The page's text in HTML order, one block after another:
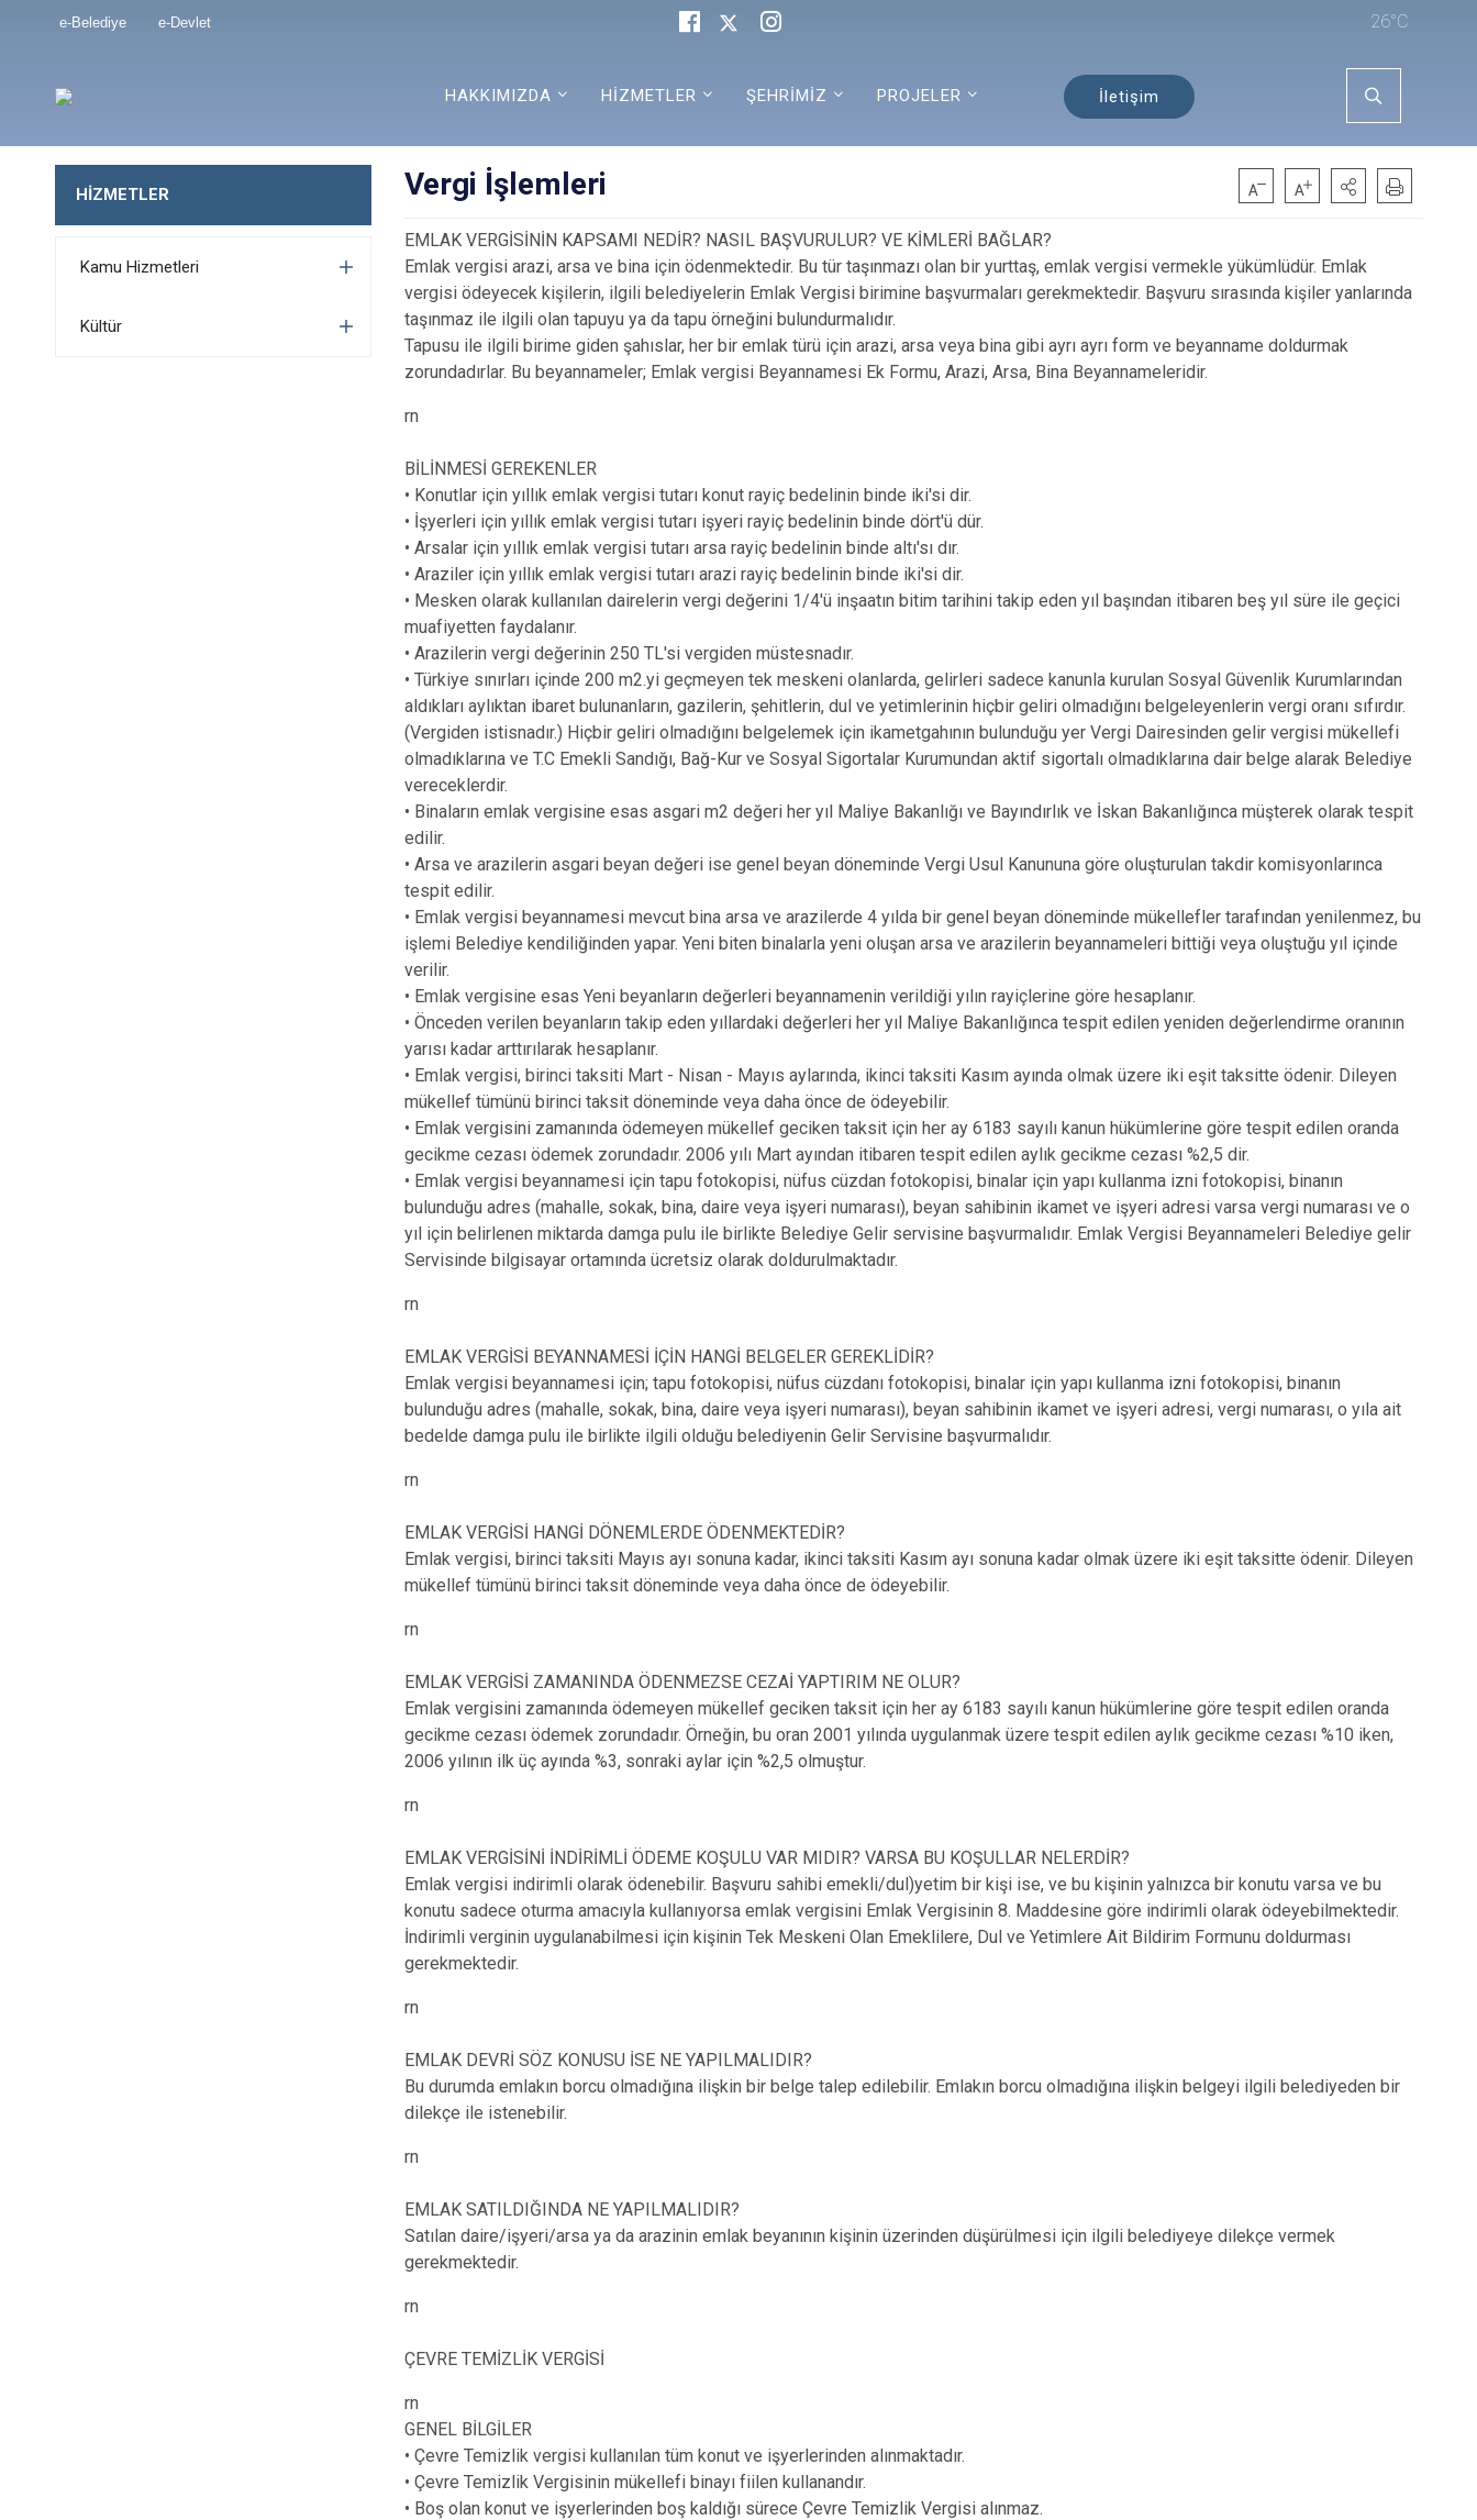
e-Belediye e-Devlet 26°C
HAKKIMIZDA HİZMETLER ŞEHRİMİZ PROJELER İletişim
HİZMETLER
Kamu Hizmetleri
Kültür
Vergi İşlemleri
EMLAK VERGİSİNİN KAPSAMI NEDİR? NASIL BAŞVURULUR? VE KİMLERİ BAĞLAR?
Emlak vergisi arazi, arsa ve bina için ödenmektedir. Bu tür taşınmazı olan bir yurttaş, emlak vergisi vermekle yükümlüdür. Emlak
vergisi ödeyecek kişilerin, ilgili belediyelerin Emlak Vergisi birimine başvurmaları gerekmektedir. Başvuru sırasında kişiler yanlarında
taşınmaz ile ilgili olan tapuyu ya da tapu örneğini bulundurmalıdır.
Tapusu ile ilgili birime giden şahıslar, her bir emlak türü için arazi, arsa veya bina gibi ayrı ayrı form ve beyanname doldurmak
zorundadırlar. Bu beyannameler; Emlak vergisi Beyannamesi Ek Formu, Arazi, Arsa, Bina Beyannameleridir.
rn
BİLİNMESİ GEREKENLER
• Konutlar için yıllık emlak vergisi tutarı konut rayiç bedelinin binde iki'si dir.
• İşyerleri için yıllık emlak vergisi tutarı işyeri rayiç bedelinin binde dört'ü dür.
• Arsalar için yıllık emlak vergisi tutarı arsa rayiç bedelinin binde altı'sı dır.
• Araziler için yıllık emlak vergisi tutarı arazi rayiç bedelinin binde iki'si dir.
• Mesken olarak kullanılan dairelerin vergi değerini 1/4'ü inşaatın bitim tarihini takip eden yıl başından itibaren beş yıl süre ile geçici
muafiyetten faydalanır.
• Arazilerin vergi değerinin 250 TL'si vergiden müstesnadır.
• Türkiye sınırları içinde 200 m2.yi geçmeyen tek meskeni olanlarda, gelirleri sadece kanunla kurulan Sosyal Güvenlik Kurumlarından
aldıkları aylıktan ibaret bulunanların, gazilerin, şehitlerin, dul ve yetimlerinin hiçbir geliri olmadığını belgeleyenlerin vergi oranı sıfırdır.
(Vergiden istisnadır.) Hiçbir geliri olmadığını belgelemek için ikametgahının bulunduğu yer Vergi Dairesinden gelir vergisi mükellefi
olmadıklarına ve T.C Emekli Sandığı, Bağ-Kur ve Sosyal Sigortalar Kurumundan aktif sigortalı olmadıklarına dair belge alarak Belediye
vereceklerdir.
• Binaların emlak vergisine esas asgari m2 değeri her yıl Maliye Bakanlığı ve Bayındırlık ve İskan Bakanlığınca müşterek olarak tespit
edilir.
• Arsa ve arazilerin asgari beyan değeri ise genel beyan döneminde Vergi Usul Kanununa göre oluşturulan takdir komisyonlarınca
tespit edilir.
• Emlak vergisi beyannamesi mevcut bina arsa ve arazilerde 4 yılda bir genel beyan döneminde mükellefler tarafından yenilenmez, bu
işlemi Belediye kendiliğinden yapar. Yeni biten binalarla yeni oluşan arsa ve arazilerin beyannameleri bittiği veya oluştuğu yıl içinde
verilir.
• Emlak vergisine esas Yeni beyanların değerleri beyannamenin verildiği yılın rayiçlerine göre hesaplanır.
• Önceden verilen beyanların takip eden yıllardaki değerleri her yıl Maliye Bakanlığınca tespit edilen yeniden değerlendirme oranının
yarısı kadar arttırılarak hesaplanır.
• Emlak vergisi, birinci taksiti Mart - Nisan - Mayıs aylarında, ikinci taksiti Kasım ayında olmak üzere iki eşit taksitte ödenir. Dileyen
mükellef tümünü birinci taksit döneminde veya daha önce de ödeyebilir.
• Emlak vergisini zamanında ödemeyen mükellef geciken taksit için her ay 6183 sayılı kanun hükümlerine göre tespit edilen oranda
gecikme cezası ödemek zorundadır. 2006 yılı Mart ayından itibaren tespit edilen aylık gecikme cezası %2,5 dir.
• Emlak vergisi beyannamesi için tapu fotokopisi, nüfus cüzdan fotokopisi, binalar için yapı kullanma izni fotokopisi, binanın
bulunduğu adres (mahalle, sokak, bina, daire veya işyeri numarası), beyan sahibinin ikamet ve işyeri adresi varsa vergi numarası ve o
yıl için belirlenen miktarda damga pulu ile birlikte Belediye Gelir servisine başvurmalıdır. Emlak Vergisi Beyannameleri Belediye gelir
Servisinde bilgisayar ortamında ücretsiz olarak doldurulmaktadır.
rn
EMLAK VERGİSİ BEYANNAMESİ İÇİN HANGİ BELGELER GEREKLİDİR?
Emlak vergisi beyannamesi için; tapu fotokopisi, nüfus cüzdanı fotokopisi, binalar için yapı kullanma izni fotokopisi, binanın
bulunduğu adres (mahalle, sokak, bina, daire veya işyeri numarası), beyan sahibinin ikamet ve işyeri adresi, vergi numarası, o yıla ait
bedelde damga pulu ile birlikte ilgili olduğu belediyenin Gelir Servisine başvurmalıdır.
rn
EMLAK VERGİSİ HANGİ DÖNEMLERDE ÖDENMEKTEDİR?
Emlak vergisi, birinci taksiti Mayıs ayı sonuna kadar, ikinci taksiti Kasım ayı sonuna kadar olmak üzere iki eşit taksitte ödenir. Dileyen
mükellef tümünü birinci taksit döneminde veya daha önce de ödeyebilir.
rn
EMLAK VERGİSİ ZAMANINDA ÖDENMEZSE CEZAİ YAPTIRIM NE OLUR?
Emlak vergisini zamanında ödemeyen mükellef geciken taksit için her ay 6183 sayılı kanun hükümlerine göre tespit edilen oranda
gecikme cezası ödemek zorundadır. Örneğin, bu oran 2001 yılında uygulanmak üzere tespit edilen aylık gecikme cezası %10 iken,
2006 yılının ilk üç ayında %3, sonraki aylar için %2,5 olmuştur.
rn
EMLAK VERGİSİNİ İNDİRİMLİ ÖDEME KOŞULU VAR MIDIR? VARSA BU KOŞULLAR NELERDİR?
Emlak vergisi indirimli olarak ödenebilir. Başvuru sahibi emekli/dul)yetim bir kişi ise, ve bu kişinin yalnızca bir konutu varsa ve bu
konutu sadece oturma amacıyla kullanıyorsa emlak vergisini Emlak Vergisinin 8. Maddesine göre indirimli olarak ödeyebilmektedir.
İndirimli verginin uygulanabilmesi için kişinin Tek Meskeni Olan Emeklilere, Dul ve Yetimlere Ait Bildirim Formunu doldurması
gerekmektedir.
rn
EMLAK DEVRİ SÖZ KONUSU İSE NE YAPILMALIDIR?
Bu durumda emlakın borcu olmadığına ilişkin bir belge talep edilebilir. Emlakın borcu olmadığına ilişkin belgeyi ilgili belediyeden bir
dilekçe ile istenebilir.
rn
EMLAK SATILDIĞINDA NE YAPILMALIDIR?
Satılan daire/işyeri/arsa ya da arazinin emlak beyanının kişinin üzerinden düşürülmesi için ilgili belediyeye dilekçe vermek
gerekmektedir.
rn
ÇEVRE TEMİZLİK VERGİSİ
rn
GENEL BİLGİLER
• Çevre Temizlik vergisi kullanılan tüm konut ve işyerlerinden alınmaktadır.
• Çevre Temizlik Vergisinin mükellefi binayı fiilen kullanandır.
• Boş olan konut ve işyerlerinden boş kaldığı sürece Çevre Temizlik Vergisi alınmaz.